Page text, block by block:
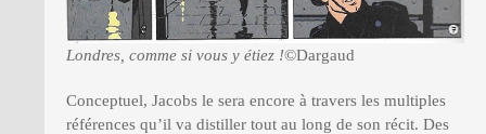
Londres, comme si vous y étiez !©Dargaud
Conceptuel, Jacobs le sera encore à travers les multiples
références qu’il va distiller tout au long de son récit. Des